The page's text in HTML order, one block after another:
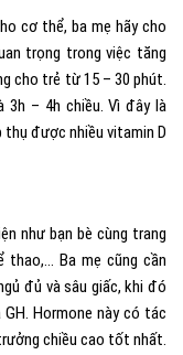
cơ thể, ba mẹ hãy cho
trọng trong việc tăng
cho trẻ từ 15 – 30 phút.
3h – 4h chiều. Vì đây là
được nhiều vitamin D
như bạn bè cùng trang
thao,… Ba mẹ cũng cần
đủ và sâu giấc, khi đó
Hormone này có tác
chiều cao tốt nhất.